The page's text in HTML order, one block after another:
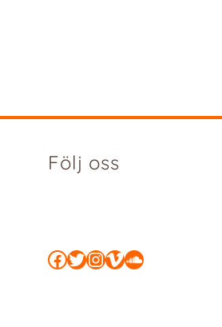
Följ oss
Facebook
Twitter
Instagram
Vimeo
SoundCloud